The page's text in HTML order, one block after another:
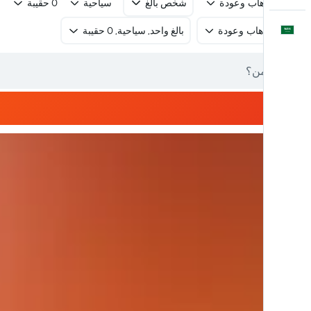
العَرَبِيَّة
رحلة ذهاب وعودة شخص بالغ سياحية 0 حقيبة
رحلة ذهاب وعودة بالغ واحد, سياحية, 0 حقيبة